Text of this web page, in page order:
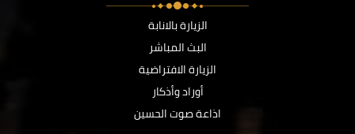
الزيارة بالانابة
البث المباشر
الزيارة الافتراضية
أوراد وأذكار
اذاعة صوت الحسين